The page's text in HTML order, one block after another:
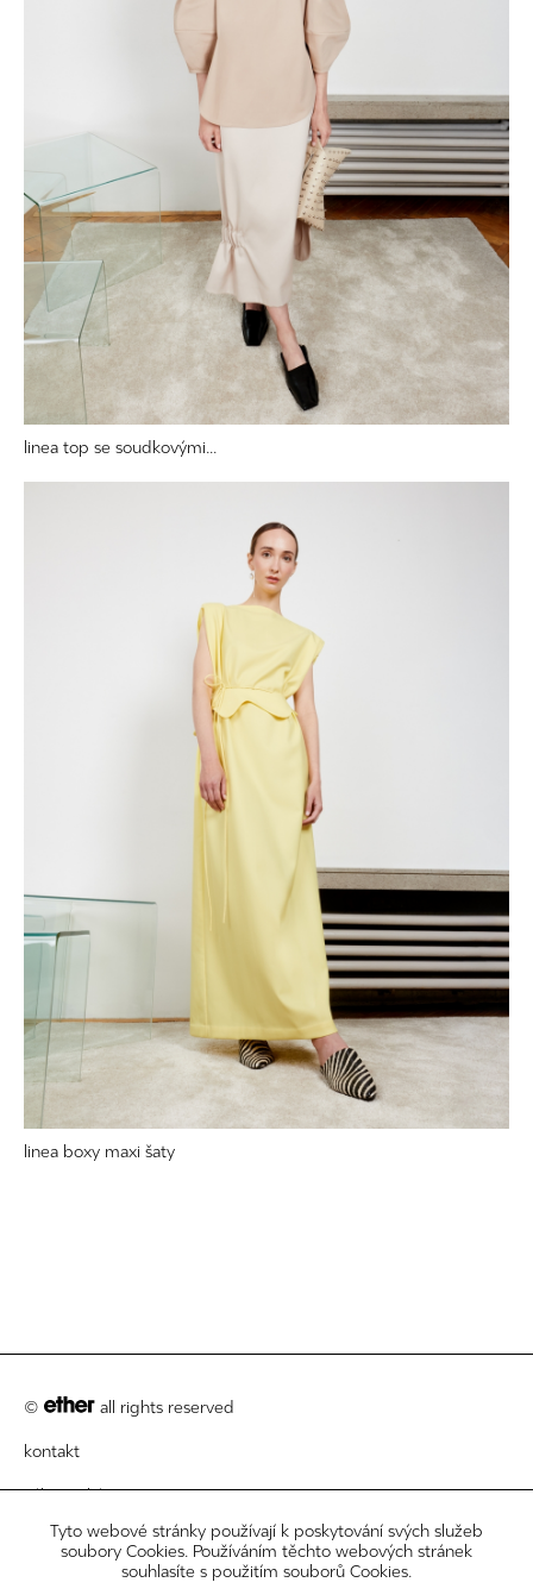
linea top se soudkovými...
linea boxy maxi šaty
© all rights reserved
kontakt
zákaznický servis
právní informace
Tyto webové stránky používají k poskytování svých služeb
soubory Cookies. Používáním těchto webových stránek
souhlasíte s použitím souborů Cookies.